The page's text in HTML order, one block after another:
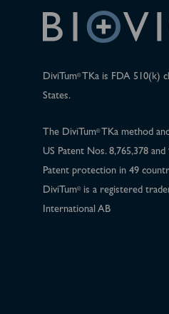
DiviTum®TKa is FDA 510(k)
States.
The DiviTum®TKa method
US Patent Nos. 8,765,378 and
Patent protection in 49
DiviTum®is a registered
International AB